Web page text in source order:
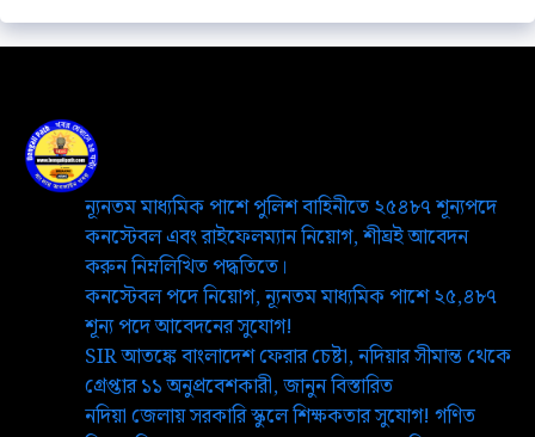
ন্যূনতম মাধ্যমিক পাশে পুলিশ বাহিনীতে ২৫৪৮৭ শূন্যপদে
কনস্টেবল এবং রাইফেলম্যান নিয়োগ, শীঘ্রই আবেদন
করুন নিম্নলিখিত পদ্ধতিতে।
কনস্টেবল পদে নিয়োগ, ন্যূনতম মাধ্যমিক পাশে ২৫,৪৮৭
শূন্য পদে আবেদনের সুযোগ!
SIR আতঙ্কে বাংলাদেশ ফেরার চেষ্টা, নদিয়ার সীমান্ত থেকে
গ্রেপ্তার ১১ অনুপ্রবেশকারী, জানুন বিস্তারিত
নদিয়া জেলায় সরকারি স্কুলে শিক্ষকতার সুযোগ! গণিত